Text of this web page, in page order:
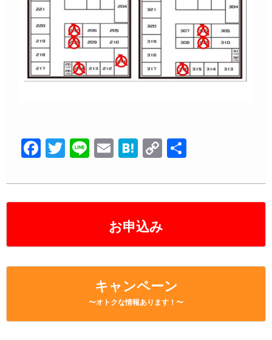
お申込み
キャンペーン
〜オトクな情報あります！〜
F
c
e
o
o
T
tt
er
Li
e
E
ail
H
e
n
a
C
p
y
Li
n
k